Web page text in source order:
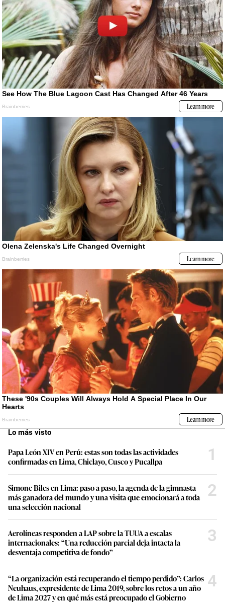
Lo más visto
Papa León XIV en Perú: estas son todas las actividades
confirmadas en Lima, Chiclayo, Cusco y Pucallpa
1
Simone Biles en Lima: paso a paso, la agenda de la gimnasta
más ganadora del mundo y una visita que emocionará a toda
una selección nacional
2
Aerolíneas responden a LAP sobre la TUUA a escalas
internacionales: “Una reducción parcial deja intacta la
desventaja competitiva de fondo”
3
“La organización está recuperando el tiempo perdido”: Carlos
Neuhaus, expresidente de Lima 2019, sobre los retos a un año
de Lima 2027 y en qué más está preocupado el Gobierno
4